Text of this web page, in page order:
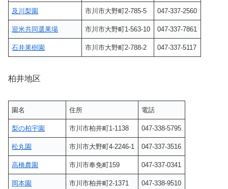
及川梨園 市川市大野町2-785-5 047-337-2560
迎米共同選果場 市川市大野町1-563-10 047-337-7861
石井果樹園 市川市大野町2-788-2 047-337-5117
柏井地区
園名 住所 電話
梨の柏宇園 市川市柏井町1-1138 047-338-5795
松丸園 市川市大野町4-2246-1 047-337-3516
高橋農園 市川市奉免町159 047-337-0341
岡本園 市川市柏井町2-1371 047-338-9510